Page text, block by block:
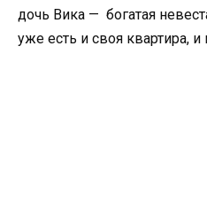
дочь Вика — богатая
уже есть и своя квартира,